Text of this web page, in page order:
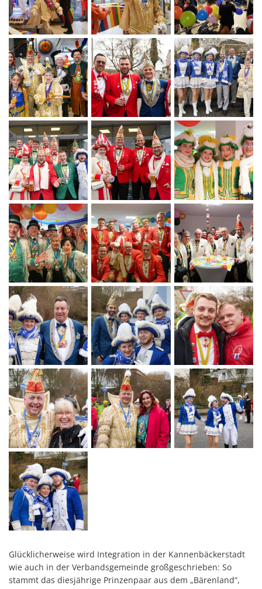
Glücklicherweise wird Integration in der Kannenbäckerstadt
wie auch in der Verbandsgemeinde großgeschrieben: So
stammt das diesjährige Prinzenpaar aus dem „Bärenland“,